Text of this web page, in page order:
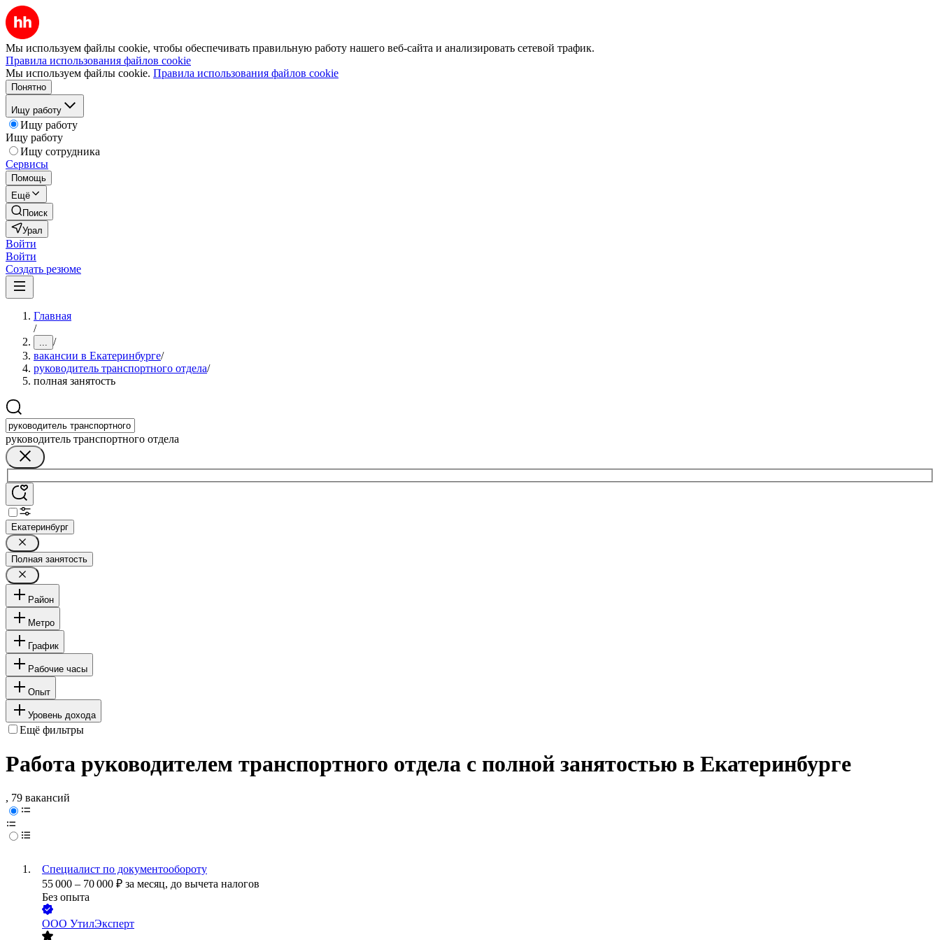
Мы используем файлы cookie, чтобы обеспечивать правильную работу нашего веб-сайта и анализировать сетевой трафик.
Правила использования файлов cookie
Мы используем файлы cookie. Правила использования файлов cookie
Понятно
Ищу работу
Ищу работу
Ищу работу
Ищу сотрудника
Сервисы
Помощь
Ещё
Поиск
Урал
Войти
Войти
Создать резюме
Главная
/
... /
вакансии в Екатеринбурге/
руководитель транспортного отдела/
полная занятость
руководитель транспортного отдела
Екатеринбург
Полная занятость
Район
Метро
График
Рабочие часы
Опыт
Уровень дохода
Ещё фильтры
Работа руководителем транспортного отдела с полной занятостью в Екатеринбурге
, 79 вакансий
Специалист по документообороту
55 000 – 70 000 ₽ за месяц, до вычета налогов
Без опыта
ООО УтилЭксперт